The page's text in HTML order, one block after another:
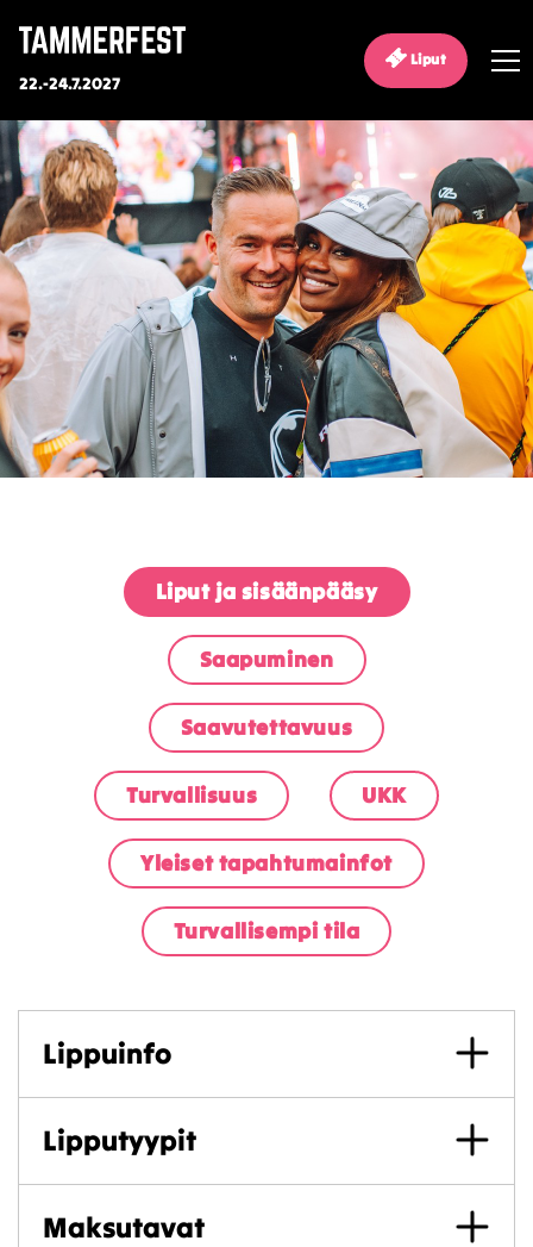
22.-24.7.2027
Liput
Liput ja sisäänpääsy
Saapuminen
Saavutettavuus
Turvallisuus UKK
Yleiset tapahtumainfot
Turvallisempi tila
Lippuinfo
Lipputyypit
Maksutavat